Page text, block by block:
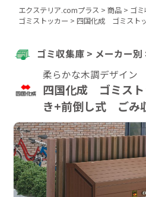
エクステリア.comプラス > 商品> ゴ
ゴミストッカー > 四国化成 ゴミスト
ゴミ収集庫 > メーカー別
柔らかな木調デザイン
四国化成 ゴミス
き+前倒し式 ごみ